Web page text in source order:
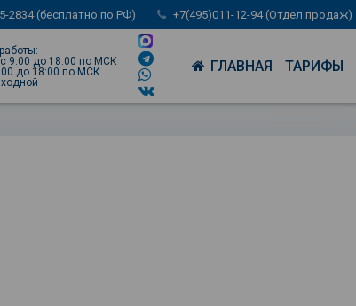
2834 (бесплатно по РФ) +7(495)011-12-94 (Отдел продаж)
9:00 до 18:00 по МСК
до 18:00 по МСК
ГЛАВНАЯ ТАРИФЫ